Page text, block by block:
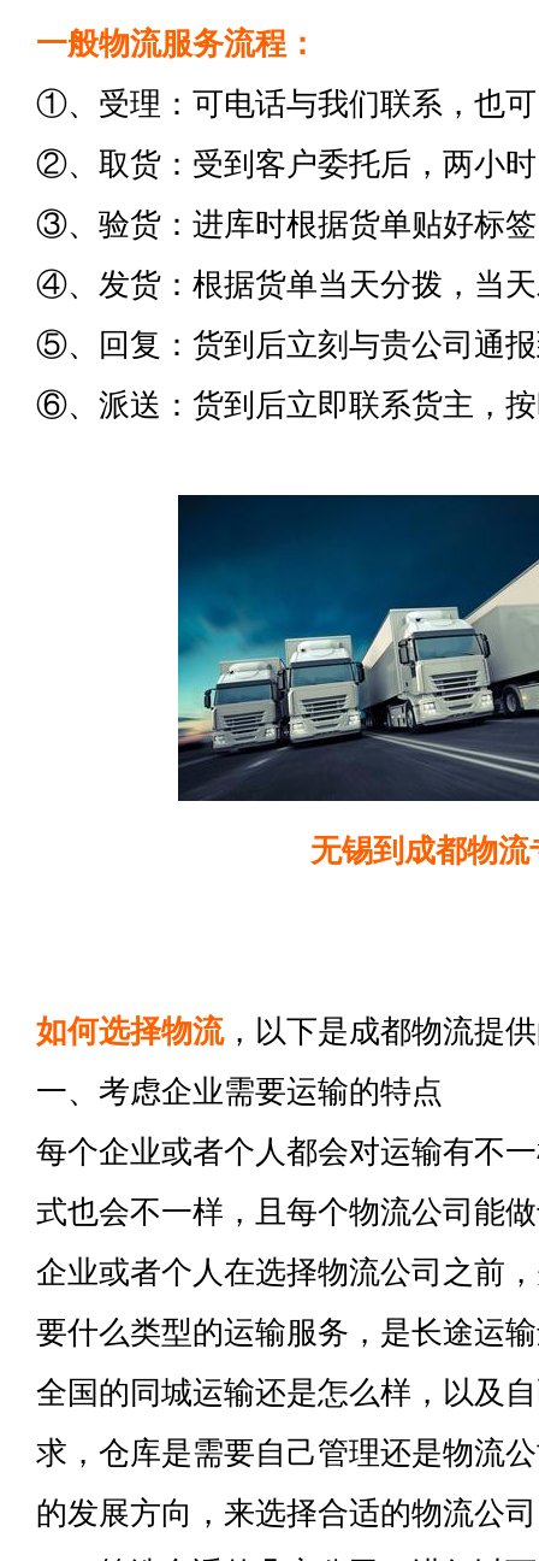
一般物流服务流程：
①、受理：可电话与我们联系，也
②、取货：受到客户委托后，两小
③、验货：进库时根据货单贴好标签
④、发货：根据货单当天分拨，当
⑤、回复：货到后立刻与贵公司通
⑥、派送：货到后立即联系货主，
无锡到成都物流
如何选择物流，以下是成都物流提
一、考虑企业需要运输的特点
每个企业或者个人都会对运输有不
式也会不一样，且每个物流公司能
企业或者个人在选择物流公司之前
要什么类型的运输服务，是长途运
全国的同城运输还是怎么样，以及
求，仓库是需要自己管理还是物流
的发展方向，来选择合适的物流公